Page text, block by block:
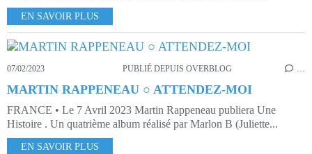
EN SAVOIR PLUS
07/02/2023 PUBLIÉ DEPUIS OVERBLOG …
MARTIN RAPPENEAU ○ ATTENDEZ-MOI
FRANCE • Le 7 Avril 2023 Martin Rappeneau publiera Une
Histoire . Un quatrième album réalisé par Marlon B (Juliette...
EN SAVOIR PLUS